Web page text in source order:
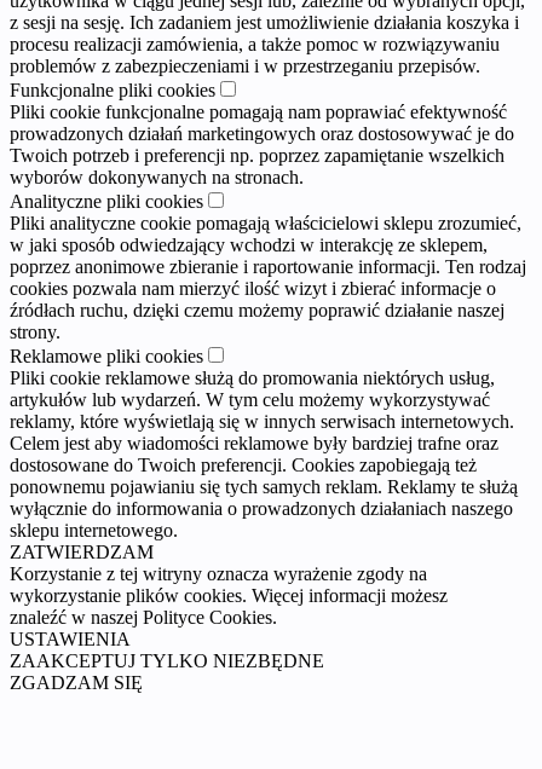
z sesji na sesję. Ich zadaniem jest umożliwienie działania koszyka i
procesu realizacji zamówienia, a także pomoc w rozwiązywaniu
problemów z zabezpieczeniami i w przestrzeganiu przepisów.
Funkcjonalne pliki cookies
Pliki cookie funkcjonalne pomagają nam poprawiać efektywność
prowadzonych działań marketingowych oraz dostosowywać je do
Twoich potrzeb i preferencji np. poprzez zapamiętanie wszelkich
wyborów dokonywanych na stronach.
Analityczne pliki cookies
Pliki analityczne cookie pomagają właścicielowi sklepu zrozumieć,
w jaki sposób odwiedzający wchodzi w interakcję ze sklepem,
poprzez anonimowe zbieranie i raportowanie informacji. Ten rodzaj
cookies pozwala nam mierzyć ilość wizyt i zbierać informacje o
źródłach ruchu, dzięki czemu możemy poprawić działanie naszej
strony.
Reklamowe pliki cookies
Pliki cookie reklamowe służą do promowania niektórych usług,
artykułów lub wydarzeń. W tym celu możemy wykorzystywać
reklamy, które wyświetlają się w innych serwisach internetowych.
Celem jest aby wiadomości reklamowe były bardziej trafne oraz
dostosowane do Twoich preferencji. Cookies zapobiegają też
ponownemu pojawianiu się tych samych reklam. Reklamy te służą
wyłącznie do informowania o prowadzonych działaniach naszego
sklepu internetowego.
ZATWIERDZAM
Korzystanie z tej witryny oznacza wyrażenie zgody na
wykorzystanie plików cookies. Więcej informacji możesz
znaleźć w naszej Polityce Cookies.
USTAWIENIA
ZAAKCEPTUJ TYLKO NIEZBĘDNE
ZGADZAM SIĘ